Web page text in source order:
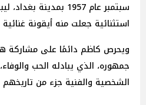
سبتمبر عام 1957
استثنائية جعلت منه أيقونة
ويحرص كاظم دائمًا على مشاركة
جمهوره، الذي يبادله الحب
الشخصية والفنية جزء من